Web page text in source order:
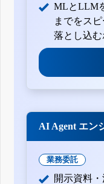
MLとLLM
までをス
落とし込む
AI Agent エン
業務委託
開示資料